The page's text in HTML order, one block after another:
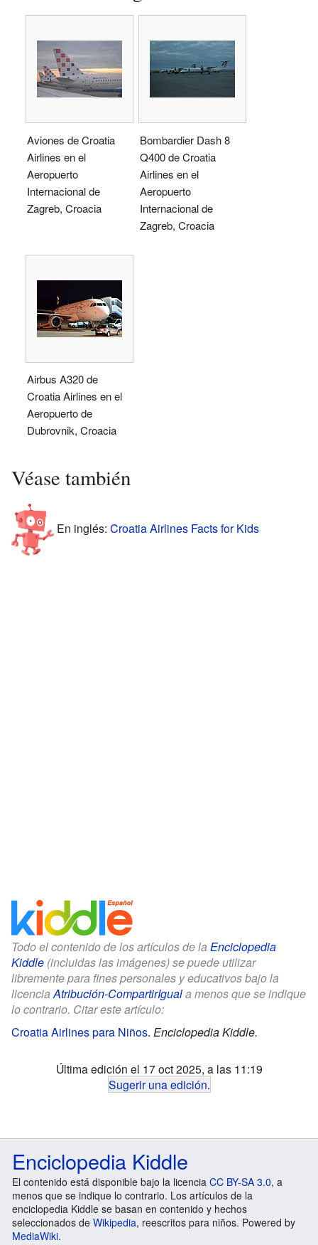
Aviones de Croatia
Airlines en el
Aeropuerto
Internacional de
Zagreb, Croacia
Bombardier Dash 8
Q400 de Croatia
Airlines en el
Aeropuerto
Internacional de
Zagreb, Croacia
Airbus A320 de
Croatia Airlines en el
Aeropuerto de
Dubrovnik, Croacia
Véase también
En inglés: Croatia Airlines Facts for Kids
Todo el contenido de los artículos de la Enciclopedia
Kiddle (incluidas las imágenes) se puede utilizar
libremente para fines personales y educativos bajo la
licenciaAtribución-CompartirIguala menos que se indique
lo contrario. Citar este artículo:
Croatia Airlines para Niños. Enciclopedia Kiddle.
Última edición el 17 oct 2025, a las 11:19
Sugerir una edición.
Enciclopedia Kiddle
El contenido está disponible bajo la licencia CC BY-SA 3.0, a
menos que se indique lo contrario. Los artículos de la
enciclopedia Kiddle se basan en contenido y hechos
seleccionados de Wikipedia, reescritos para niños. Powered by
MediaWiki.